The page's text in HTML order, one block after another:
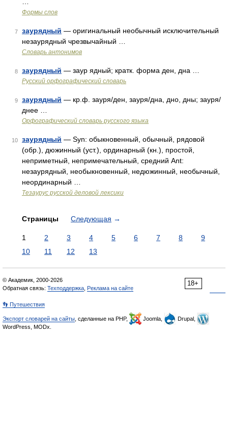
Формы слов
7 заурядный — оригинальный необычный исключительный
незаурядный чрезвычайный …
Словарь антонимов
8 заурядный — заур ядный; кратк. форма ден, дна …
Русский орфографический словарь
9 заурядный — кр.ф. зауря/ден, зауря/дна, дно, дны; зауря/
днее …
Орфографический словарь русского языка
10 заурядный — Syn: обыкновенный, обычный, рядовой
(обр.), дюжинный (уст.), ординарный (кн.), простой,
неприметный, непримечательный, средний Ant:
незаурядный, необыкновенный, недюжинный, необычный,
неординарный …
Тезаурус русской деловой лексики
Страницы Следующая →
1 2 3 4 5 6 7 8
9
10
11 12 13
18+
© Академик, 2000-2026
Обратная связь: Техподдержка Реклама на сайте
👣 Путешествия
Экспорт словарей на сайты , сделанные на PHP, Joomla,
Drupal,
WordPress, MODx.